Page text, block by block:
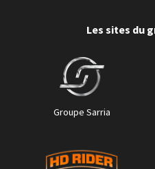
Les sites du
Groupe Sarria